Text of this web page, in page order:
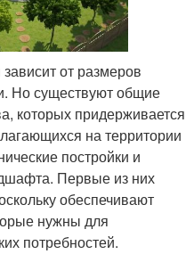
от размеров
Но существуют общие
которых придерживается
на территории
постройки и
Первые из них
обеспечивают
нужны для
потребностей.